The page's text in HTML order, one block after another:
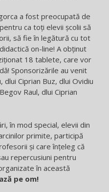
a fost preocupată de
ca toți elevii școlii să
să fie în legătură cu tot
on-line! A obținut
18 tablete, care vor
Sponsorizările au venit
Ciprian Buz, dlui Ovidiu
Raul, dlui Ciprian
în mod special, elevii din
primite, participă
și care înțeleg că
repercusiuni pentru
în această
pe om!